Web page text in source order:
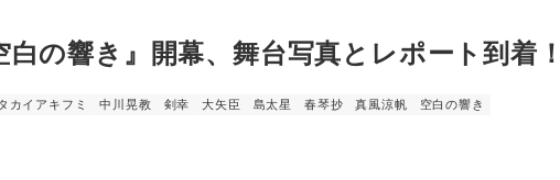
白の響き』開幕、舞台写真とレポート到着！
カイアキフミ 中川晃教 剣幸 大矢臣 島太星 春琴抄 真風涼帆 空白の響き